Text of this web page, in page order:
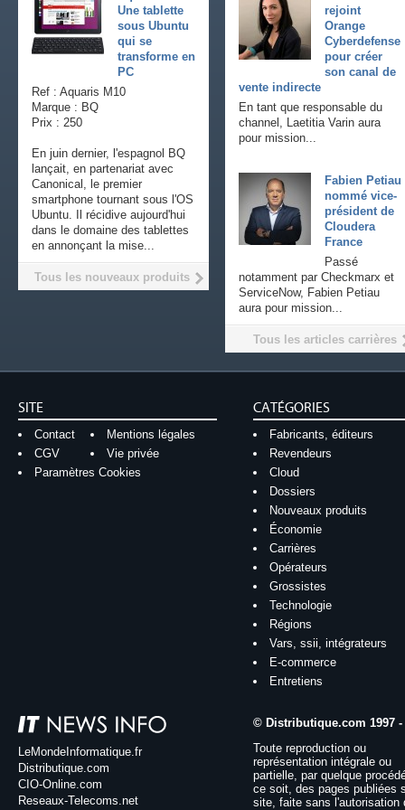
rejoint
Orange
Cyberdefense
pour créer
son canal de
vente indirecte
En tant que responsable du
channel, Laetitia Varin aura
pour mission...
Fabien Petiau
nommé vice-
président de
Cloudera
France
Passé
notamment par Checkmarx et
ServiceNow, Fabien Petiau
aura pour mission...
Tous les articles carrières
Une tablette
sous Ubuntu
qui se
transforme en
PC
Ref : Aquaris M10
Marque : BQ
Prix : 250
En juin dernier, l'espagnol BQ
lançait, en partenariat avec
Canonical, le premier
smartphone tournant sous l'OS
Ubuntu. Il récidive aujourd'hui
dans le domaine des tablettes
en annonçant la mise...
Tous les nouveaux produits
SITE
Contact
Mentions légales
CGV
Vie privée
Paramètres Cookies
CATÉGORIES
Fabricants, éditeurs
Revendeurs
Cloud
Dossiers
Nouveaux produits
Économie
Carrières
Opérateurs
Grossistes
Technologie
Régions
Vars, ssii, intégrateurs
E-commerce
Entretiens
LeMondeInformatique.fr
Distributique.com
CIO-Online.com
Reseaux-Telecoms.net
© Distributique.com 1997 -
Toute reproduction ou
représentation intégrale ou
partielle, par quelque
ce soit, des pages publiées
site, faite sans l'autorisation